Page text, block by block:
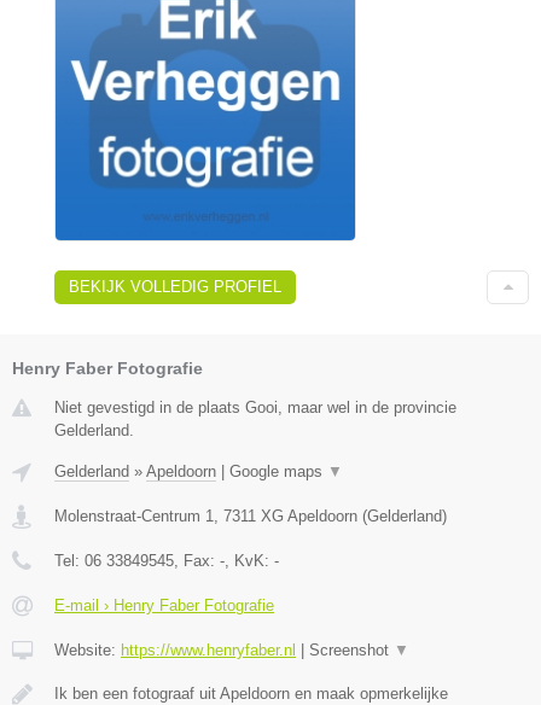
BEKIJK VOLLEDIG PROFIEL
Henry Faber Fotografie
Niet gevestigd in de plaats Gooi, maar wel in de provincie
Gelderland.
Gelderland » Apeldoorn Google maps ▼
Molenstraat-Centrum 1 7311 XG Apeldoorn (Gelderland)
Tel: 06 33849545 , Fax: - , KvK: -
E-mail › Henry Faber Fotografie
Website: https://www.henryfaber.nl Screenshot ▼
Ik ben een fotograaf uit Apeldoorn en maak opmerkelijke